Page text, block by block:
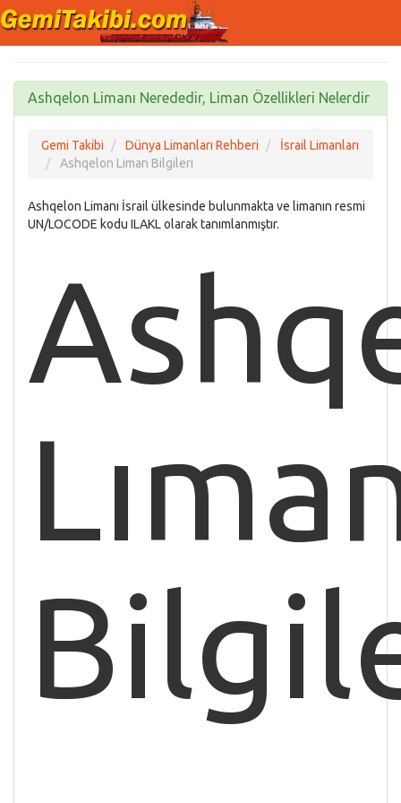
Ashqelon Limanı Nerededir, Liman Özellikleri Nelerdir
Gemi Takibi Dünya Limanları Rehberi
İsrail Limanları
Ashqelon Liman Bilgileri
Ashqelon Limanı İsrail ülkesinde bulunmakta ve limanın resmi
UN/LOCODE kodu ILAKL olarak tanımlanmıştır.